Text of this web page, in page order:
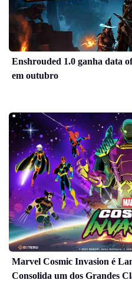
Enshrouded 1.0 ganha data
em outubro
Marvel Cosmic Invasion é
Consolida um dos Grandes